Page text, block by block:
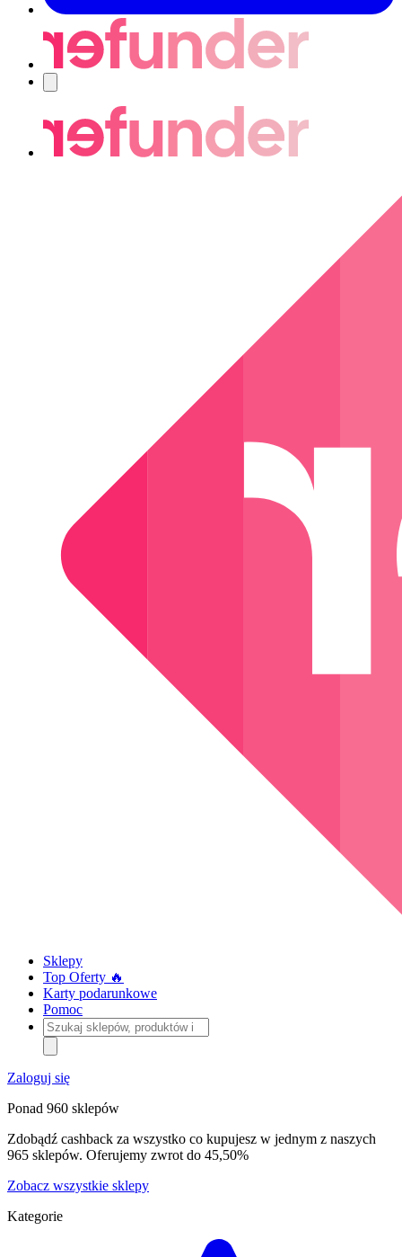
Sklepy
Top Oferty 🔥
Karty podarunkowe
Pomoc
Szukaj
sklepów,
produktów
i
kategorii
Zaloguj się
Ponad 960 sklepów
Zdobądź cashback za wszystko co kupujesz w jednym z naszych
965 sklepów. Oferujemy zwrot do 45,50%
Zobacz wszystkie sklepy
Kategorie